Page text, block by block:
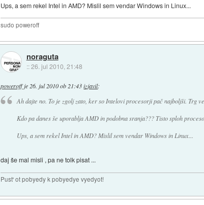
Ups, a sem rekel Intel in AMD? Mislil sem vendar Windows in Linux...
sudo poweroff
noraguta
::26. jul 2010, 21:48
poweroffje 26. jul 2010 ob 21:43 izjavil:
Ah dajte no. To je zgolj zato, ker so Intelovi procesorji pač najboljši. Trg
Kdo pa danes še uporablja AMD in podobna sranja??? Tisto sploh
Ups, a sem rekel Intel in AMD? Mislil sem vendar Windows in Linux...
daj še mal misli , pa ne tolk pisat ...
Pust' ot pobyedy k pobyedye vyedyot!